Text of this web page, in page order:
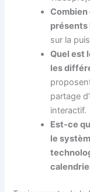
présents
sur la
Quel est
les
partage
interactif.
Est-ce
le